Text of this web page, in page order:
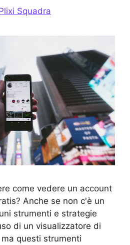
Squadra
come vedere un account
Anche se non c'è un
strumenti e strategie
di un visualizzatore di
questi strumenti